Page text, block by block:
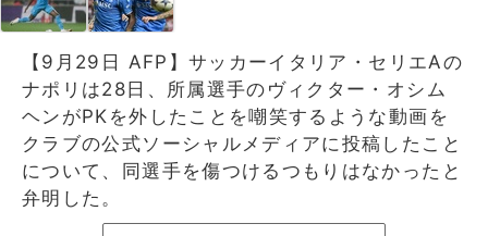
【9月29日 AFP】サッカーイタリア・セリエAの
ナポリは28日、所属選手のヴィクター・オシム
ヘンがPKを外したことを嘲笑するような動画を
クラブの公式ソーシャルメディアに投稿したこと
について、同選手を傷つけるつもりはなかったと
弁明した。